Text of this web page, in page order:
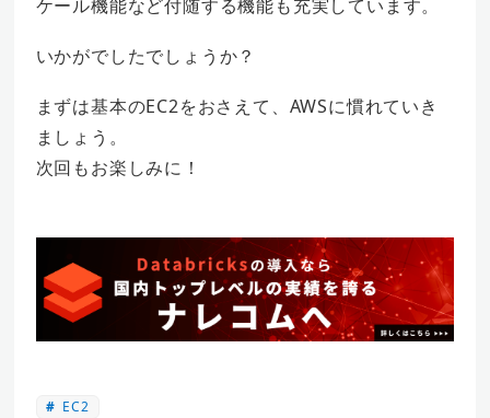
ケール機能など付随する機能も充実しています。
いかがでしたでしょうか？
まずは基本のEC2をおさえて、AWSに慣れていき
ましょう。
次回もお楽しみに！
EC2